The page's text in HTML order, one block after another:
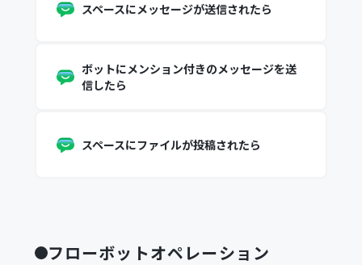
スペースにメッセージが送信されたら
ボットにメンション付きのメッセージを送
信したら
スペースにファイルが投稿されたら
フローボットオペレーション